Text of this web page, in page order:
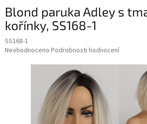
Blond paruka Adley s
kořínky, SS168-1
SS168-1
Průměrné
Neohodnoceno Podrobnosti hodnocení